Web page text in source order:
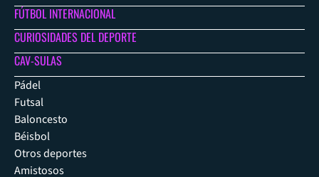
FÚTBOL INTERNACIONAL
CURIOSIDADES DEL DEPORTE
CAV-SULAS
Pádel
Futsal
Baloncesto
Béisbol
Otros deportes
Amistosos